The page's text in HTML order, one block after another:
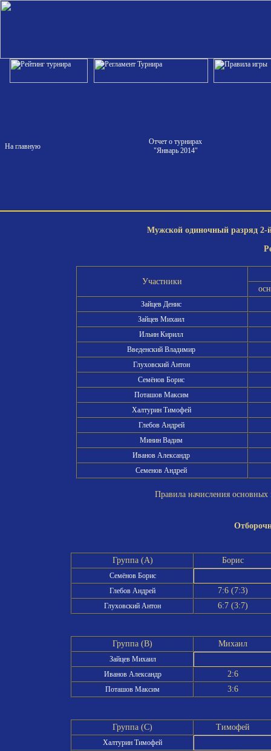
На главную
Отчет о турнирах
"Январь 2014"
Мужской одиночный разряд 2-
Участники
Зайцев Денис
Зайцев Михаил
Ильин Кирилл
Введенский Владимир
Глуховский Антон
Семёнов Борис
Поташов Максим
Халтурин Тимофей
Глебов Андрей
Минин Вадим
Иванов Александр
Семенов Андрей
Правила начисления
Группа (A) Борис
Семёнов Борис
Глебов Андрей
7:6 (7:3)
Глуховский Антон 6:7 (3:7)
Группа (B) Михаил
Зайцев Михаил
Иванов Александр
2:6
Поташов Максим 3:6
Группа (C) Тимофей
Халтурин Тимофей